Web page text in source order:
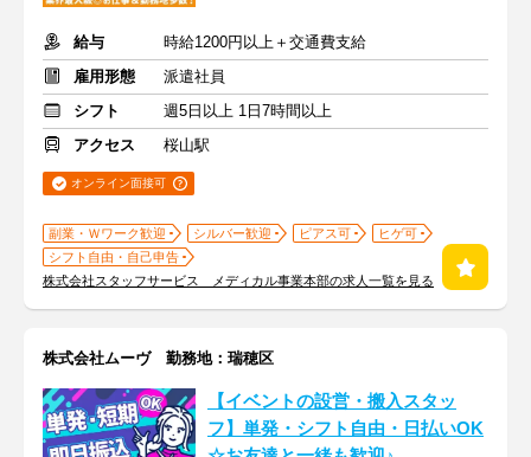
給与
時給1200円以上＋交通費支給
雇用形態
派遣社員
シフト
週5日以上 1日7時間以上
アクセス
桜山駅
オンライン面接可
副業・Ｗワーク歓迎 シルバー歓迎 ピアス可
ヒゲ可
シフト自由・自己申告
株式会社スタッフサービス メディカル事業本部の求人一覧を見る
株式会社ムーヴ 勤務地：瑞穂区
【イベントの設営・搬入スタッ
フ】単発・シフト自由・日払いOK